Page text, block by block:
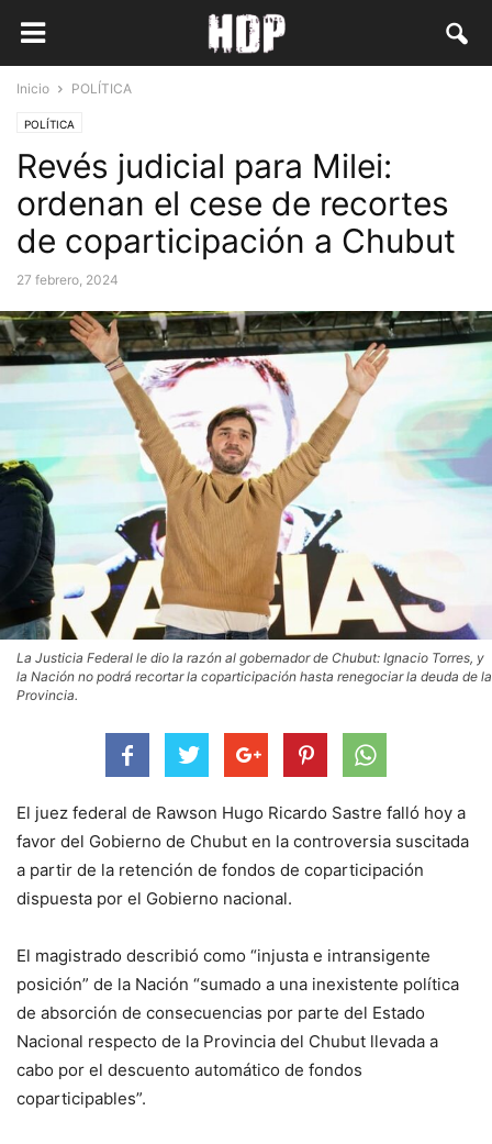
Inicio POLÍTICA
POLÍTICA
Revés judicial para Milei:
ordenan el cese de recortes
de coparticipación a Chubut
27 febrero, 2024
La Justicia Federal le dio la razón al gobernador de Chubut: Ignacio Torres, y
la Nación no podrá recortar la coparticipación hasta renegociar la deuda de la
Provincia.
El juez federal de Rawson Hugo Ricardo Sastre falló hoy a
favor del Gobierno de Chubut en la controversia suscitada
a partir de la retención de fondos de coparticipación
dispuesta por el Gobierno nacional.
El magistrado describió como “injusta e intransigente
posición” de la Nación “sumado a una inexistente política
de absorción de consecuencias por parte del Estado
Nacional respecto de la Provincia del Chubut llevada a
cabo por el descuento automático de fondos
coparticipables”.